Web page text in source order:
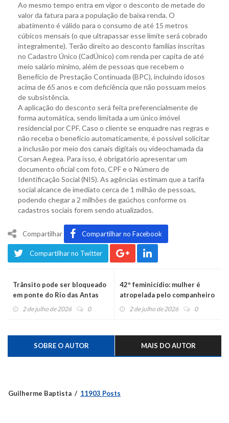
Ao mesmo tempo entra em vigor o desconto de metade do
valor da fatura para a população de baixa renda. O
abatimento é válido para o consumo de até 15 metros
cúbicos mensais (o que ultrapassar esse limite será cobrado
integralmente). Terão direito ao desconto famílias inscritas
no Cadastro Único (CadÚnico) com renda per capita de até
meio salário mínimo, além de pessoas que recebem o
Benefício de Prestação Continuada (BPC), incluindo idosos
acima de 65 anos e com deficiência que não possuam meios
de subsistência.
A aplicação do desconto será feita preferencialmente de
forma automática, sendo limitada a um único imóvel
residencial por CPF. Caso o cliente se enquadre nas regras e
não receba o benefício automaticamente, é possível solicitar
a inclusão por meio dos canais digitais ou videochamada da
Corsan Aegea. Para isso, é obrigatório apresentar um
documento oficial com foto, CPF e o Número de
Identificação Social (NIS). As agências estimam que a tarifa
social alcance de imediato cerca de 1 milhão de pessoas,
podendo chegar a 2 milhões de gaúchos conforme os
cadastros sociais forem sendo atualizados.
Compartilhar Compartilhar no Facebook
Compartilhar no Twitter
Trânsito pode ser bloqueado
em ponte do Rio das Antas
2 de julho de 2026 0
42º feminicídio: mulher é
atropelada pelo companheiro
2 de julho de 2026 0
SOBRE O AUTOR MAIS DO AUTOR
Guilherme Baptista 11903 Posts